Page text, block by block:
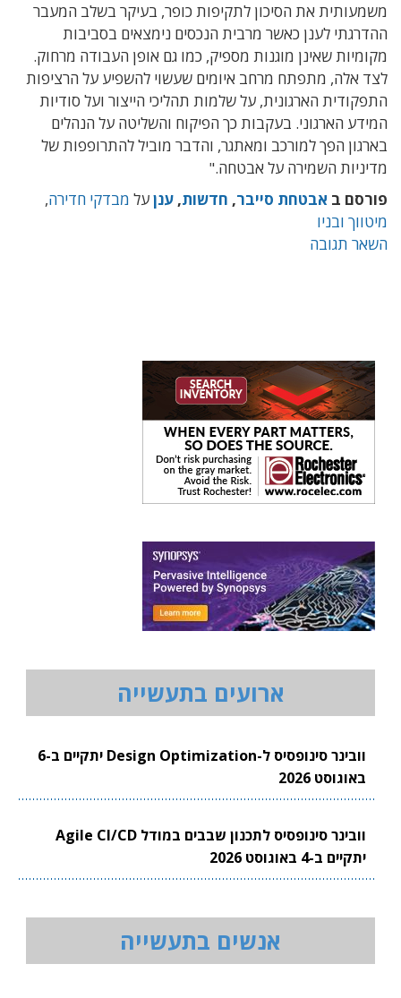
משמעותית את הסיכון לתקיפות כופר, בעיקר בשלב המעבר
ההדרגתי לענן כאשר מרבית הנכסים נימצאים בסביבות
מקומיות שאינן מוגנות מספיק, כמו גם אופן העבודה מרחוק.
לצד אלה, מתפתח מרחב איומים שעשוי להשפיע על הרציפות
התפקודית הארגונית, על שלמות תהליכי הייצור ועל סודיות
המידע הארגוני. בעקבות כך הפיקוח והשליטה על הנהלים
בארגון הפך למורכב ומאתגר, והדבר מוביל להתרופפות של
מדיניות השמירה על אבטחה."
פורסם ב אבטחת סייבר, חדשות, ענןעל מבדקי חדירה,
מיטווך ובניו
השאר תגובה
ארועים בתעשייה
וובינר סינופסיס ל-Design Optimization יתקיים ב-6
באוגוסט 2026
וובינר סינופסיס לתכנון שבבים במודל Agile CI/CD
יתקיים ב-4 באוגוסט 2026
אנשים בתעשייה